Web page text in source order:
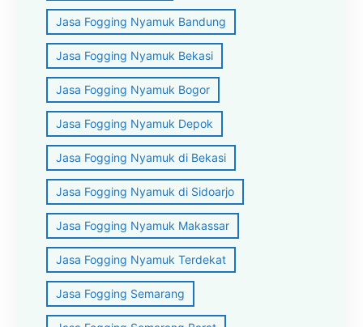
Jasa Fogging Nyamuk Bandung
Jasa Fogging Nyamuk Bekasi
Jasa Fogging Nyamuk Bogor
Jasa Fogging Nyamuk Depok
Jasa Fogging Nyamuk di Bekasi
Jasa Fogging Nyamuk di Sidoarjo
Jasa Fogging Nyamuk Makassar
Jasa Fogging Nyamuk Terdekat
Jasa Fogging Semarang